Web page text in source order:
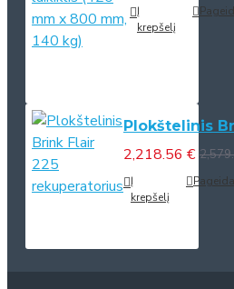
Į
krepšelį
Plokštelinis
2,218.56 €
Į
krepšelį